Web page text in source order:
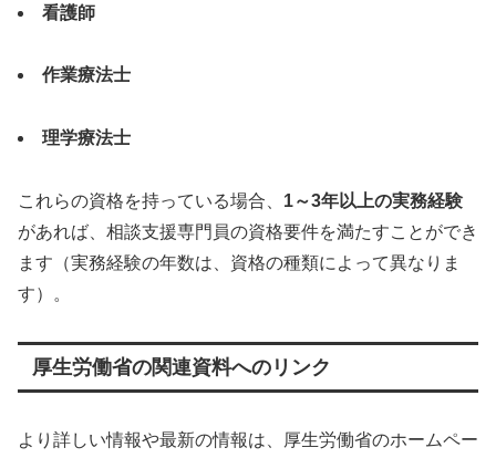
看護師
作業療法士
理学療法士
これらの資格を持っている場合、 1～3年以上の実務経験
があれば、相談支援専門員の資格要件を満たすことができ
ます（実務経験の年数は、資格の種類によって異なりま
す）。
厚生労働省の関連資料へのリンク
より詳しい情報や最新の情報は、厚生労働省のホームペー